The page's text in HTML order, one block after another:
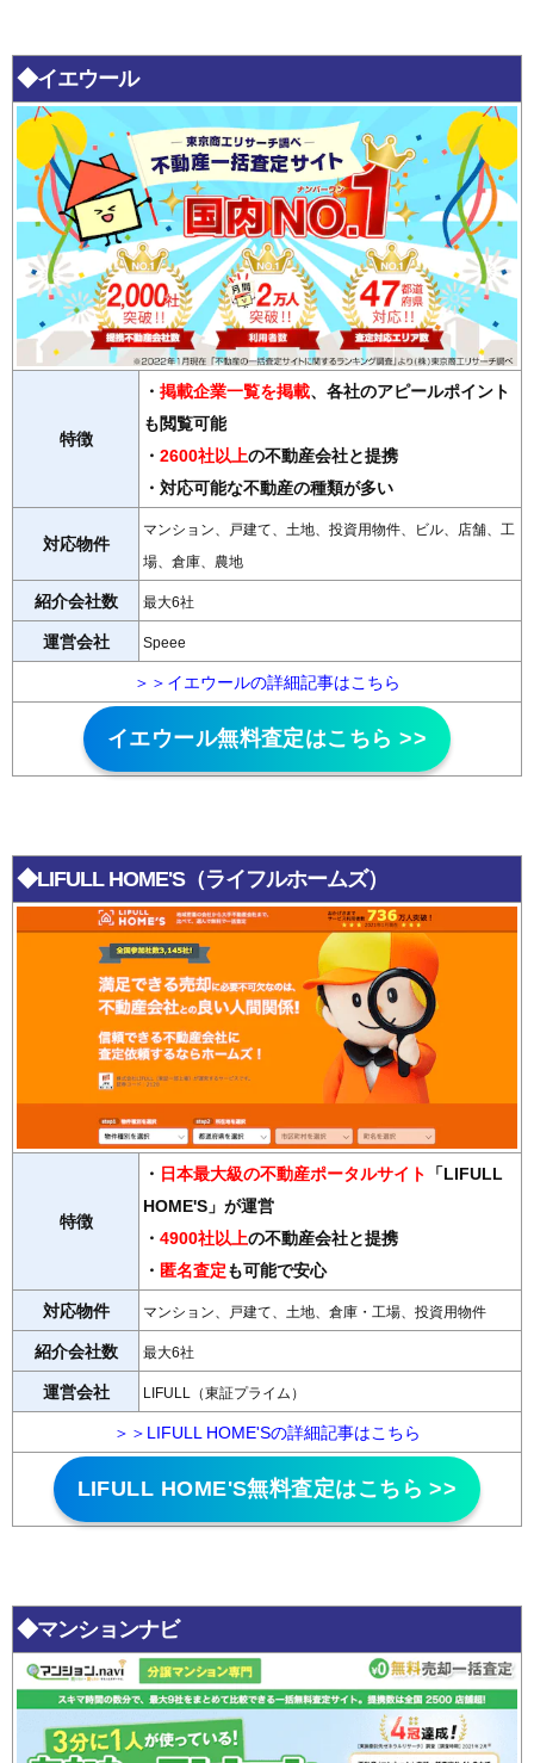
◆イエウール
特徴
・ 掲載企業一覧を掲載、各社のアピールポイント
も閲覧可能
・ 2600社以上の不動産会社と提携
・対応可能な不動産の種類が多い
対応物件
マンション、戸建て、土地、投資用物件、ビル、店舗、工
場、倉庫、農地
紹介会社数 最大6社
運営会社 Speee
＞＞イエウールの詳細記事はこちら
イエウール無料査定はこちら >>
◆LIFULL HOME'S（ライフルホームズ）
特徴
・ 日本最大級の不動産ポータルサイト
「LIFULL
HOME'S」が運営
・ 4900社以上の不動産会社と提携
・ 匿名査定も可能で安心
対応物件 マンション、戸建て、土地、倉庫・工場、投資用物件
紹介会社数 最大6社
運営会社 LIFULL（東証プライム）
＞＞LIFULL HOME'Sの詳細記事はこちら
LIFULL HOME'S無料査定はこちら >>
◆マンションナビ